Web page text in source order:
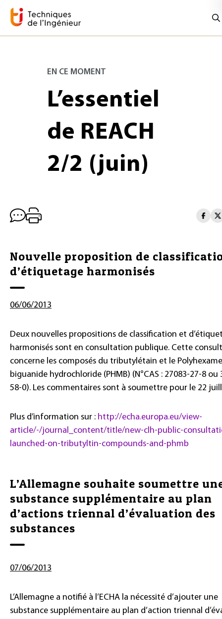
EN CE MOMENT
L’essentiel
de REACH
2/2 (juin)
Nouvelle proposition de
d’étiquetage harmonisés
06/06/2013
Deux nouvelles propositions de classification et
harmonisés sont en consultation publique. Cette
concerne les composés du tributylétain et le
biguanide hydrochloride (PHMB) (N°CAS : 27083-27-8 ou
58-0). Les commentaires sont à soumettre pour le 22
Plus d’information sur : http://echa.europa.eu/view-
article/-/journal_content/title/new-clh-public-
launched-on-tributyltin-compounds-and-phmb
L’Allemagne souhaite soumettre
substance supplémentaire au plan
d’actions triennal d’évaluation des
substances
07/06/2013
L’Allemagne a notifié à l’ECHA la nécessité d’ajouter une
substance supplémentaire au plan d’action triennal